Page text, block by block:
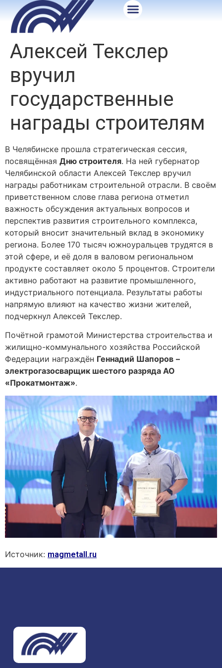
Алексей Текслер
вручил
государственные
награды строителям
В Челябинске прошла стратегическая сессия,
посвящённая Дню строителя. На ней губернатор
Челябинской области Алексей Текслер вручил
награды работникам строительной отрасли. В своём
приветственном слове глава региона отметил
важность обсуждения актуальных вопросов и
перспектив развития строительного комплекса,
который вносит значительный вклад в экономику
региона. Более 170 тысяч южноуральцев трудятся в
этой сфере, и её доля в валовом региональном
продукте составляет около 5 процентов. Строители
активно работают на развитие промышленного,
индустриального потенциала. Результаты работы
напрямую влияют на качество жизни жителей,
подчеркнул Алексей Текслер.
Почётной грамотой Министерства строительства и
жилищно-коммунального хозяйства Российской
Федерации награждён Геннадий Шапоров –
электрогазосварщик шестого разряда АО
«Прокатмонтаж».
Источник: magmetall.ru